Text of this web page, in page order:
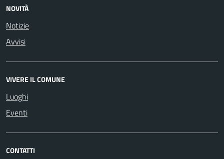
NOVITÀ
Notizie
Avvisi
VIVERE IL COMUNE
Luoghi
Eventi
CONTATTI